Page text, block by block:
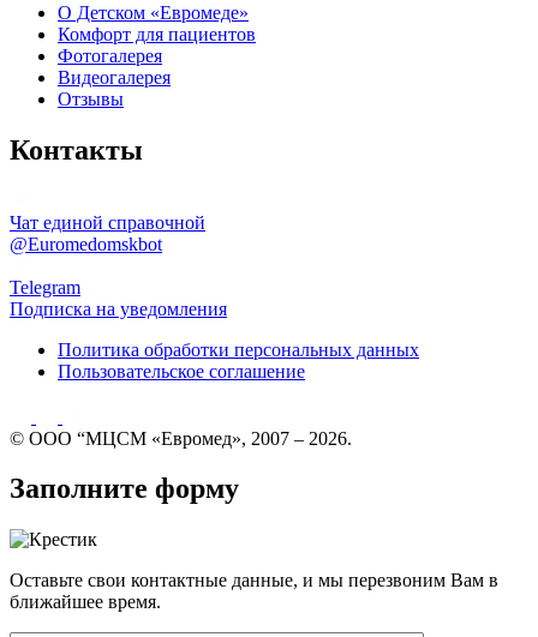
О Детском «Евромеде»
Комфорт для пациентов
Фотогалерея
Видеогалерея
Отзывы
Контакты
Чат единой справочной
@Euromedomskbot
Telegram
Подписка на уведомления
Политика обработки персональных данных
Пользовательское соглашение
© ООО “МЦСМ «Евромед», 2007 – 2026.
Заполните форму
Оставьте свои контактные данные, и мы перезвоним Вам в
ближайшее время.